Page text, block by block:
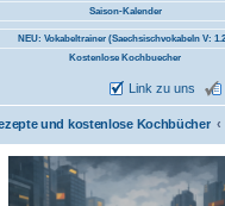
Saison-Kalender
NEU: Vokabeltrainer (Saechsischvokabeln V:
Kostenlose Kochbuecher
Link zu uns
und kostenlose Kochbücher